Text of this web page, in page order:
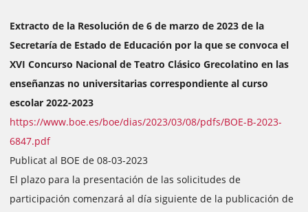
Extracto de la Resolución de 6 de marzo de 2023 de la
Secretaría de Estado de Educación por la que se convoca el
XVI Concurso Nacional de Teatro Clásico Grecolatino en las
enseñanzas no universitarias correspondiente al curso
escolar 2022-2023
https://www.boe.es/boe/dias/2023/03/08/pdfs/BOE-B-2023-
6847.pdf
Publicat al BOE de 08-03-2023
El plazo para la presentación de las solicitudes de
participación comenzará al día siguiente de la publicación de